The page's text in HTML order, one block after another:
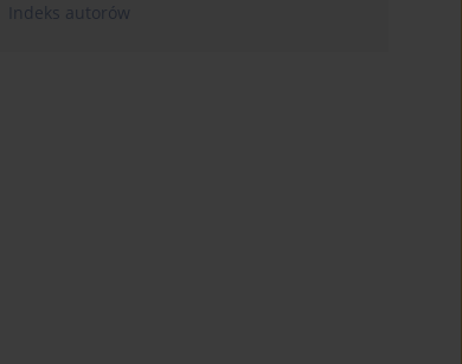
Indeks autorów